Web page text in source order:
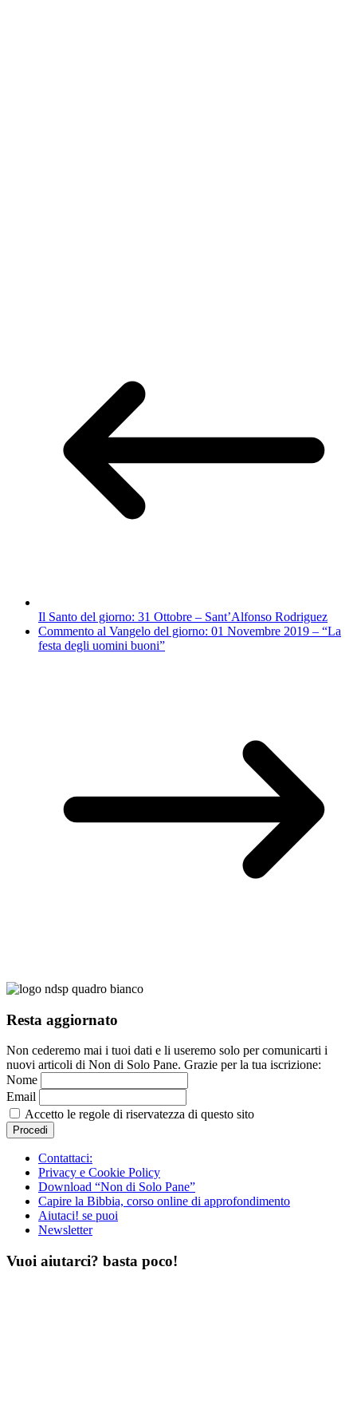
Il Santo del giorno: 31 Ottobre – Sant’Alfonso Rodriguez
Commento al Vangelo del giorno: 01 Novembre 2019 – “La
festa degli uomini buoni”
Resta aggiornato
Non cederemo mai i tuoi dati e li useremo solo per comunicarti i
nuovi articoli di Non di Solo Pane. Grazie per la tua iscrizione:
Nome
Email
Accetto le regole di riservatezza di questo sito
Contattaci:
Privacy e Cookie Policy
Download “Non di Solo Pane”
Capire la Bibbia, corso online di approfondimento
Aiutaci! se puoi
Newsletter
Vuoi aiutarci? basta poco!